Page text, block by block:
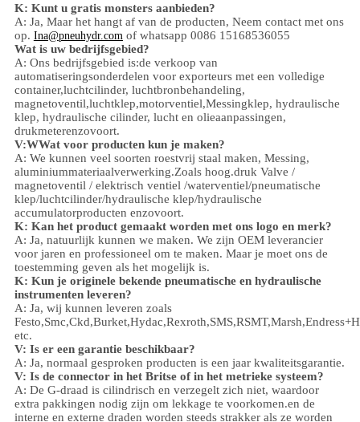
K: Kunt u gratis monsters aanbieden?
A: Ja, Maar het hangt af van de producten, Neem contact met ons
op. Ina@pneuhydr.com of whatsapp 0086 15168536055
Wat is uw bedrijfsgebied?
A: Ons bedrijfsgebied is:de verkoop van
automatiseringsonderdelen voor exporteurs met een volledige
container,luchtcilinder, luchtbronbehandeling,
magnetoventil,luchtklep,motorventiel,Messingklep, hydraulische
klep, hydraulische cilinder, lucht en olieaanpassingen,
drukmeterenzovoort.
V:WWat voor producten kun je maken?
A: We kunnen veel soorten roestvrij staal maken, Messing,
aluminiummateriaalverwerking.Zoals hoog.druk Valve /
magnetoventil / elektrisch ventiel /waterventiel/pneumatische
klep/luchtcilinder/hydraulische klep/hydraulische
accumulatorproducten enzovoort.
K: Kan het product gemaakt worden met ons logo en merk?
A: Ja, natuurlijk kunnen we maken. We zijn OEM leverancier
voor jaren en professioneel om te maken. Maar je moet ons de
toestemming geven als het mogelijk is.
K: Kun je originele bekende pneumatische en hydraulische
instrumenten leveren?
A: Ja, wij kunnen leveren zoals
etc.
V: Is er een garantie beschikbaar?
A: Ja, normaal gesproken producten is een jaar kwaliteitsgarantie.
V: Is de connector in het Britse of in het metrieke systeem?
A: De G-draad is cilindrisch en verzegelt zich niet, waardoor
extra pakkingen nodig zijn om lekkage te voorkomen.en de
interne en externe draden worden steeds strakker als ze worden